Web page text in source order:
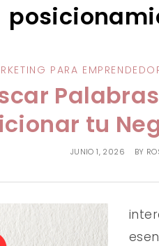
PARA
tu
JUNIO 1, 2026 BY